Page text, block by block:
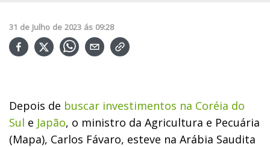
31 de Julho de 2023 ás 09:28
Depois de buscar investimentos na Coréia do
Sul e Japão, o ministro da Agricultura e Pecuária
(Mapa), Carlos Fávaro, esteve na Arábia Saudita